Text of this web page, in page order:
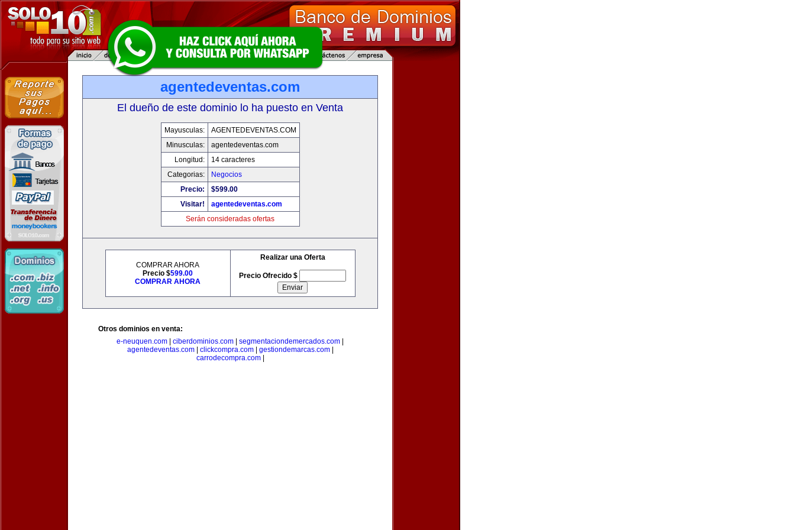
agentedeventas.com
El dueño de este dominio lo ha puesto en Venta
Mayusculas:
AGENTEDEVENTAS.COM
Minusculas:
agentedeventas.com
Longitud:
14 caracteres
Categorias:
Negocios
Precio:
$599.00
Visitar!
agentedeventas.com
Serán consideradas ofertas
COMPRAR AHORA
Precio $599.00
COMPRAR AHORA
Realizar una Oferta
Precio Ofrecido $
Otros dominios en venta:
e-neuquen.com
ciberdominios.com segmentaciondemercados.com
agentedeventas.com| clickcompra.com| gestiondemarcas.com|
carrodecompra.com|